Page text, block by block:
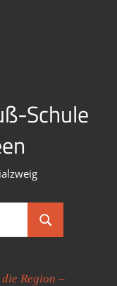
Schule
Suchen
Region –